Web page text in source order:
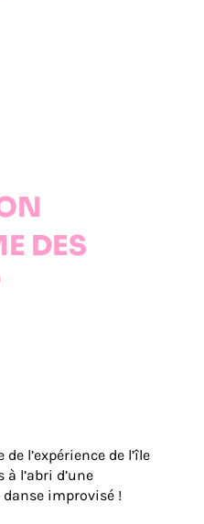
DES
l’expérience de l’île
l’abri d’une
danse improvisé !